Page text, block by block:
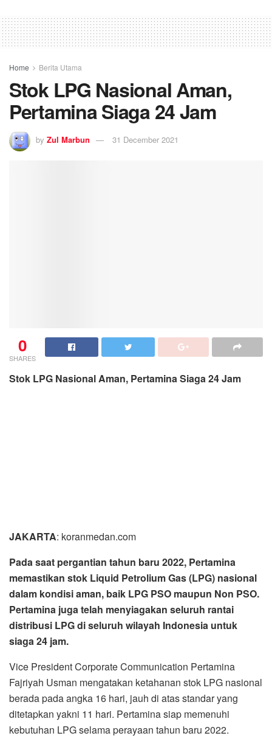
Home Berita Utama
Stok LPG Nasional Aman,
Pertamina Siaga 24 Jam
by Zul Marbun 31 December 2021
0
SHARES
Stok LPG Nasional Aman, Pertamina Siaga 24 Jam
Fajriyah Usman mengatakan ketahanan stok LPG nasional
berada pada angka 16 hari, jauh di atas standar yang
ditetapkan yakni 11 hari. Pertamina siap memenuhi
kebutuhan LPG selama perayaan tahun baru 2022.
“Selama perayaan tahun baru konsumsi LPG diperkirakan
naik sekitar 3 persen dari rata-rata normal harian. Untuk itu
Pertamina telah menyiapkan stok yang aman untuk
memenuhi kebutuhan masyarakat terhadap LPG,” ujar
Fajriyah.
Pertamina, imbuh Fajriyah, telah menyiagakan Satgas
Nataru yang siaga 24 jam untuk melayani permintaan LPG